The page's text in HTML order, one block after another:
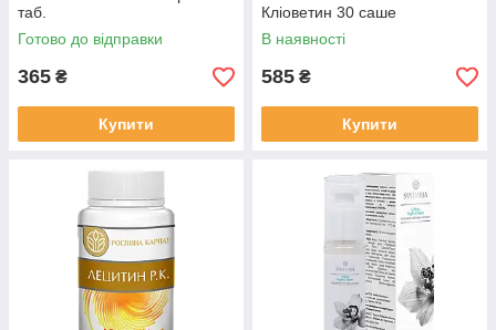
таб.
Готово до відправки
365 ₴
Купити
Кліоветин 30 саше
В наявності
585 ₴
Купити